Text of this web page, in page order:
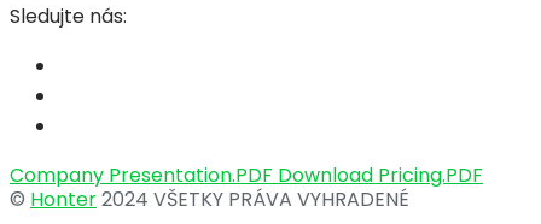
Sledujte nás:
Company Presentation.PDF Download Pricing.PDF
© Honter2024 VŠETKY PRÁVA VYHRADENÉ